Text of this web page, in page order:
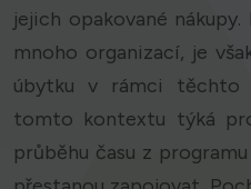
jejich opakované
mnoho organizací, je
úbytku v rámci těchto
tomto kontextu týká
průběhu času z